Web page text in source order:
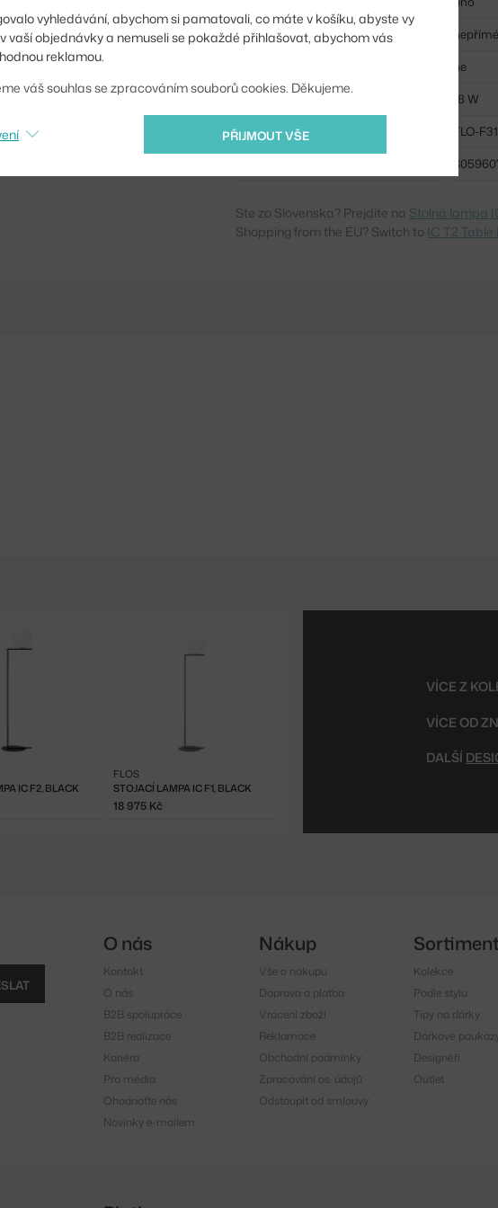
Distribuce světla:
ne
Max Watt (LED):
18 W
Kód produktu
FLO-
Ste zo Slovenska? Prejdite na Stolná lampa
Shopping from the EU? Switch to IC T2
IC F2, BLACK STOJACÍ LAMPA IC F1, BLACK
FLOS
18 975 Kč
VÍCE Z
VÍCE OD
DALŠÍ
vyhledávání, abychom si pamatovali, co máte v košíku, abyste vy
vaší objednávky a nemuseli se pokaždé přihlašovat, abychom vás
reklamou.
váš souhlas se zpracováním souborů cookies. Děkujeme.
PŘIJMOUT VŠE
O nás
Kontakt
O nás
B2B spolupráce
B2B realizace
Kariéra
Pro média
Ohodnoťte nás
Novinky e-mailem
Nákup
Vše o nákupu
Doprava a platba
Vrácení zboží
Reklamace
Obchodní podmínky
Zpracování os. údajů
Odstoupit od smlouvy
Sortiment
Kolekce
Podle stylu
Tipy na dárky
Dárkové
Designéři
Outlet